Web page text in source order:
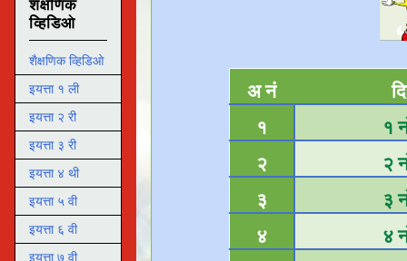
अ नं
१
१
२
२
३
३
४
४
शैक्षणिक
व्हिडिओ
शैक्षणिक व्हिडिओ
इयत्ता १ ली
इयत्ता २ री
इयत्ता ३ री
इयत्ता ४ थी
इयत्ता ५ वी
इयत्ता ६ वी
इयत्ता ७ वी